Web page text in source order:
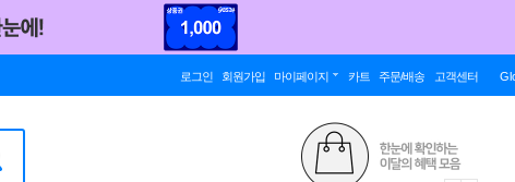
로그인 회원가입 마이페이지 카트 주문/배송 고객센터